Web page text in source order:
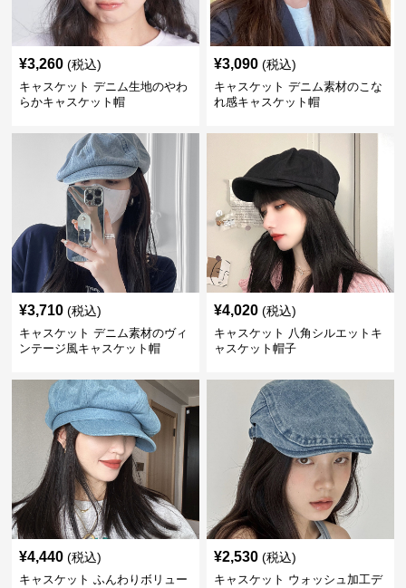
¥3,260 (税込)
キャスケット デニム生地のやわ
らかキャスケット帽
¥3,090 (税込)
キャスケット デニム素材のこな
れ感キャスケット帽
¥3,710 (税込)
キャスケット デニム素材のヴィ
ンテージ風キャスケット帽
¥4,020 (税込)
キャスケット 八角シルエットキ
ャスケット帽子
¥4,440 (税込)
キャスケット ふんわりボリュー
¥2,530 (税込)
キャスケット ウォッシュ加工デ